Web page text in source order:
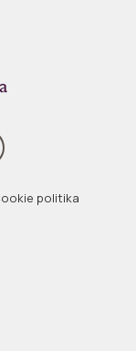
politika